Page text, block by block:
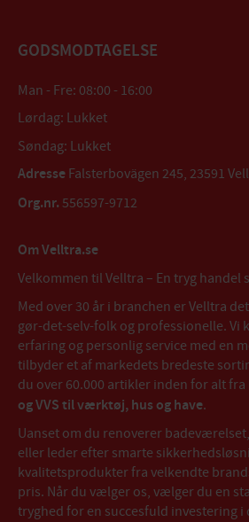
GODSMODTAGELSE
Man - Fre: 08:00 - 16:00
Lørdag: Lukket
Søndag: Lukket
Adresse Falsterbovägen 245, 23591
Org.nr. 556597-9712
Om Velltra.se
Velkommen til Velltra – En tryg handel
Med over 30 år i branchen er Velltra
gør-det-selv-folk og professionelle. Vi
erfaring og personlig service med en
tilbyder et af markedets bredeste
du over 60.000 artikler inden for alt fra
og VVS til værktøj, hus og have.
Uanset om du renoverer
eller leder efter smarte
kvalitetsprodukter fra velkendte
pris. Når du vælger os, vælger du en
tryghed for en succesfuld investering